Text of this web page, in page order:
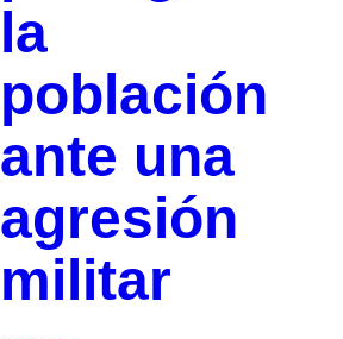
la
población
ante una
agresión
militar